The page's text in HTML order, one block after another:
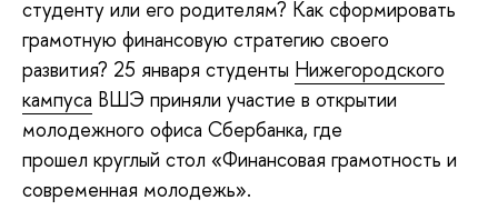
студенту или его родителям? Как сформировать
грамотную финансовую стратегию своего
развития? 25 января студенты Нижегородского
кампуса ВШЭ приняли участие в открытии
молодежного офиса Сбербанка, где
прошел круглый стол «Финансовая грамотность и
современная молодежь».